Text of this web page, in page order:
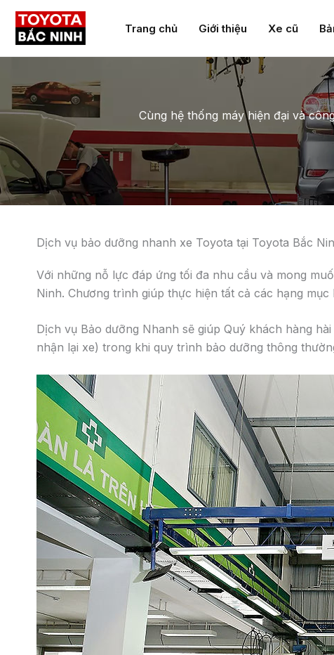
Trang chủ Giới thiệu Xe cũ
Bảo Dưỡng Nhanh đưa ra sự thay đổi cho quy chuẩn
chi tiết về khách hàng, về tình trạng xe và yêu cầu
nào thích hợp. Tất cả được ghi rõ trên phiếu hẹn.
Dịch vụ Bảo Dưỡng Nhanh đòi hỏi khả năng cung
phòng phải trải qua những đợt tập huấn kỹ lưỡng để có